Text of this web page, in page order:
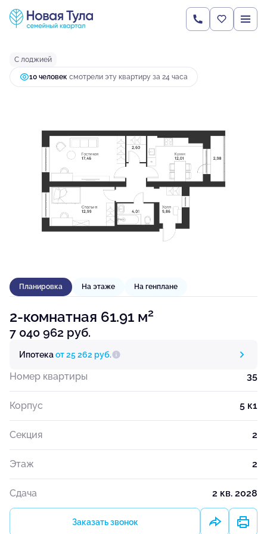
2-комнатная61.91 м 7 040 962 руб.
Ипотекаот 25 262 руб.
С лоджией
10 человек смотрели эту квартиру за 24 часа
Планировка На этаже На генплане
2-комнатная 61.91 м2
7 040 962 руб.
Ипотекаот 25 262 руб.
Номер квартиры 35
Корпус 5 к1
Секция 2
Этаж 2
Сдача 2 кв. 2028
Заказать звонок